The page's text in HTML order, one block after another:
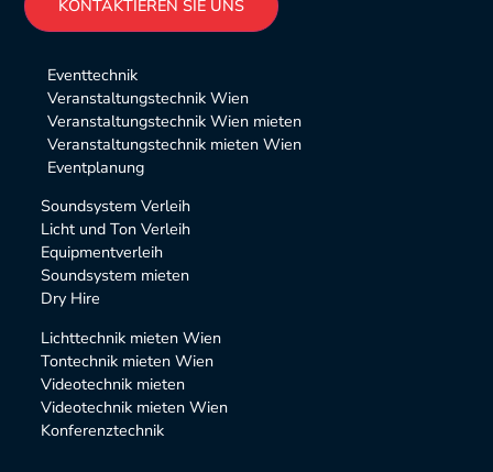
Eventtechnik
Veranstaltungstechnik Wien
Veranstaltungstechnik Wien mieten
Veranstaltungstechnik mieten Wien
Eventplanung
Soundsystem Verleih
Licht und Ton Verleih
Equipmentverleih
Soundsystem mieten
Dry Hire
Lichttechnik mieten Wien
Tontechnik mieten Wien
Videotechnik mieten
Videotechnik mieten Wien
Konferenztechnik